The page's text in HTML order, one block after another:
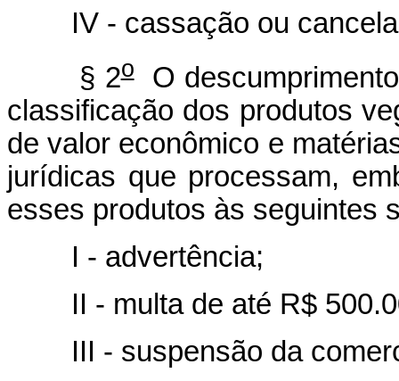
IV - cassação ou
§ 2oO
classificação dos produtos
de valor econômico e
jurídicas que processam,
esses produtos às seguintes
I - advertência;
II - multa de até R$
III - suspensão da